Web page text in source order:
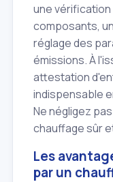
une
composants,
réglage des
émissions. À
attestation
indispensable
Ne négligez
chauffage sûr
Les
par un